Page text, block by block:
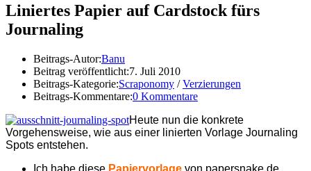
Liniertes Papier auf Cardstock fürs
Journaling
Beitrags-Autor:Banu
Beitrag veröffentlicht:7. Juli 2010
Beitrags-Kategorie:Scraponomy / Verzierungen
Beitrags-Kommentare:0 Kommentare
Heute nun die konkrete
Vorgehensweise, wie aus einer linierten Vorlage Journaling
Spots entstehen.
Ich habe diese Papiervorlage von papersnake.de